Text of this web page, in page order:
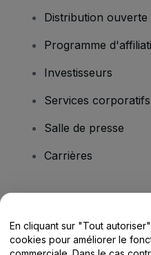
Distribution ouverte
Programme
Investisseurs
Services corporatifs
Salle de presse
Carrières
Centre
En cliquant sur "Tout
cookies pour améliorer le